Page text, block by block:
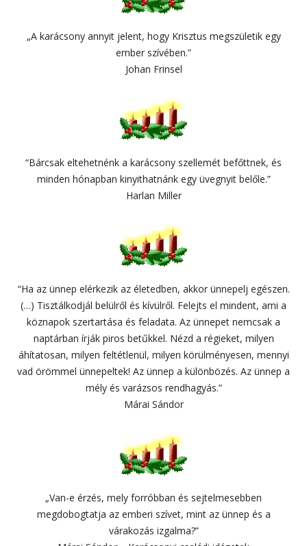
„A karácsony annyit jelent, hogy Krisztus megszületik egy
ember szívében.”
Johan Frinsel
“Bárcsak eltehetnénk a karácsony szellemét befőttnek, és
minden hónapban kinyithatnánk egy üvegnyit belőle.”
Harlan Miller
“Ha az ünnep elérkezik az életedben, akkor ünnepelj egészen.
(…) Tisztálkodjál belülről és kívülről. Felejts el mindent, ami a
köznapok szertartása és feladata. Az ünnepet nemcsak a
naptárban írják piros betűkkel. Nézd a régieket, milyen
áhítatosan, milyen feltétlenül, milyen körülményesen, mennyi
vad örömmel ünnepeltek! Az ünnep a különbözés. Az ünnep a
mély és varázsos rendhagyás.”
Márai Sándor
„Van-e érzés, mely forróbban és sejtelmesebben
megdobogtatja az emberi szívet, mint az ünnep és a
várakozás izgalma?”